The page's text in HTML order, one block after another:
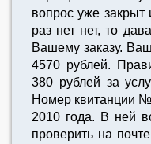
вопрос уже
раз нет нет, то
Вашему заказу.
4570 рублей.
380 рублей за
Номер квитанции
2010 года. В ней
проверить на